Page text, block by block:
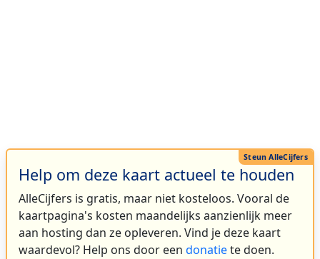
Help om deze kaart actueel te houden
AlleCijfers is gratis, maar niet kosteloos. Vooral de
kaartpagina's kosten maandelijks aanzienlijk meer
aan hosting dan ze opleveren. Vind je deze kaart
waardevol? Help ons door een donatiete doen.